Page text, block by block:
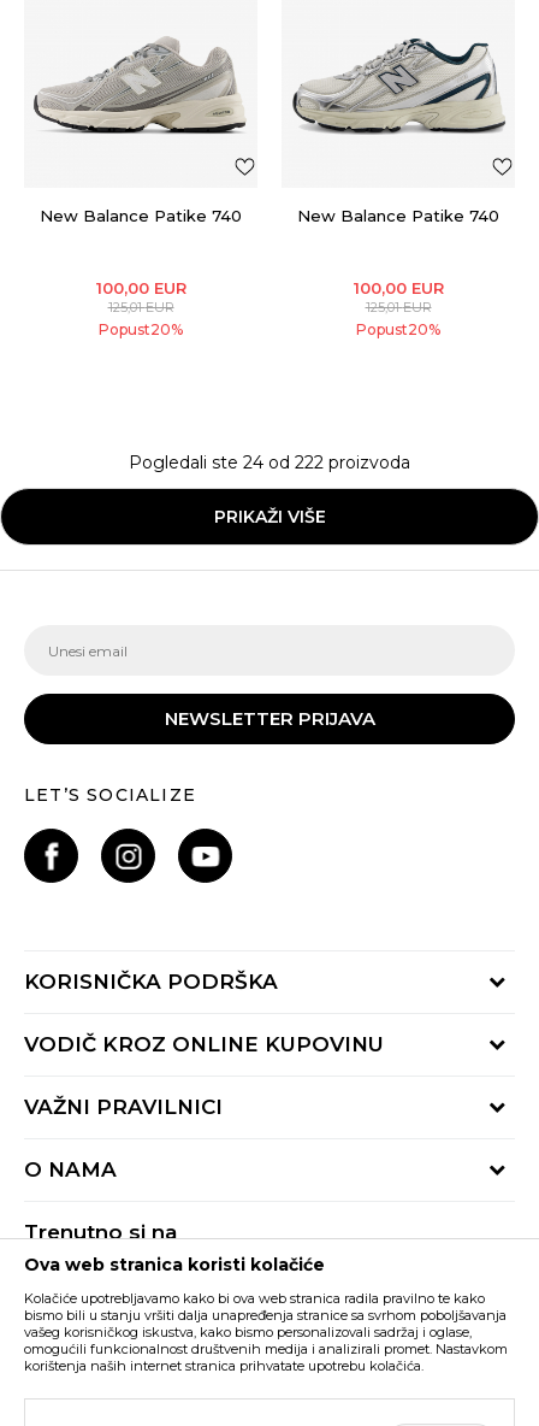
New Balance Patike 740
100,00 EUR
125,01EUR
Popust20%
New Balance Patike 740
100,00 EUR
125,01EUR
Popust20%
Pogledali ste 24 od 222 proizvoda
PRIKAŽI VIŠE
NEWSLETTER PRIJAVA
LET’S SOCIALIZE
KORISNIČKA PODRŠKA
Provjeri status porudžbine
Radno vrijeme 9-16h
VODIČ KROZ ONLINE KUPOVINU
Načini isporuke
Reklamacije
VAŽNI PRAVILNICI
Pravila Sport&Bonus programa
O NAMA
BUZZ Shopovi
Postani dio BUZZ tima
Trenutno si na
Buzz Crna Gora PROMIJENI
Nastojimo da budemo što precizniji u opisu proizvoda, prikazu slika i samih
cijena, ali ne možemo garantovati da su sve informacije kompletne i bez
grešaka. Svi artikli prikazani na sajtu su dio naše ponude i ne podrazumijeva da
su dostupni u svakom trenutku. Raspoloživost robe možete provjeriti pozivom
Ova web stranica koristi kolačiće
Kolačiće upotrebljavamo kako bi ova web stranica radila pravilno te kako
bismo bili u stanju vršiti dalja unapređenja stranice sa svrhom poboljšavanja
vašeg korisničkog iskustva, kako bismo personalizovali sadržaj i oglase,
omogućili funkcionalnost društvenih medija i analizirali promet. Nastavkom
korištenja naših internet stranica prihvatate upotrebu kolačića.